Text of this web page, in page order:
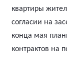
квартиры
согласии на
конца мая
контрактов на